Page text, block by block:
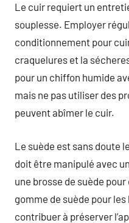
Le cuir requiert un
souplesse. Employer
conditionnement pour
craquelures et la
pour un chiffon humide
mais ne pas utiliser des
peuvent abîmer le cuir.
Le suède est sans doute
doit être manipulé avec
une brosse de suède
gomme de suède pour
contribuer à préserver